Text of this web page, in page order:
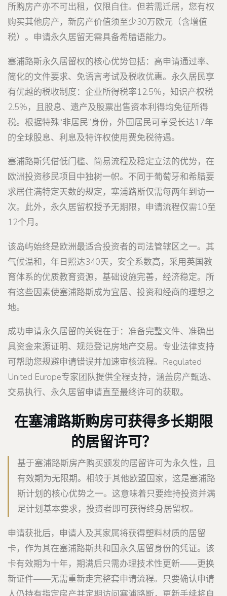
所购房产亦不可出租，仅限自住。但若需迁居，您有权
购买其他房产，新房产价值须至少30万欧元（含增值
税）。申请永久居留无需具备希腊语能力。
塞浦路斯永久居留权的核心优势包括：高申请通过率、
简化的文件要求、免语言考试及税收优惠。永久居民享
有优越的税收制度：企业所得税率12.5%，知识产权税
2.5%，且股息、遗产及股票出售资本利得均免征所得
税。根据特殊“非居民”身份，外国居民可享受长达17年
的全球股息、利息及特许权使用费免税待遇。
塞浦路斯凭借低门槛、简易流程及稳定立法的优势，在
欧洲投资移民项目中独树一帜。不同于葡萄牙和希腊要
求居住满特定天数的规定，塞浦路斯仅需每两年到访一
次。此外，永久居留权授予无期限，申请流程仅需10至
12个月。
该岛屿始终是欧洲最适合投资者的司法管辖区之一。其
气候温和，年日照达340天，安全系数高，采用英国教
育体系的优质教育资源，基础设施完善，经济稳定。所
有这些因素使塞浦路斯成为宜居、投资和经商的理想之
地。
成功申请永久居留的关键在于：准备完整文件、准确出
具资金来源证明、规范登记房地产交易。专业法律支持
可帮助您规避申请错误并加速审核流程。Regulated
United Europe专家团队提供全程支持，涵盖房产甄选、
交易执行、永久居留申请直至最终许可的获取。
在塞浦路斯购房可获得多长期限
的居留许可？
基于塞浦路斯房产购买颁发的居留许可为永久性，且
有效期为无限期。相较于其他欧盟国家，这是塞浦路
斯计划的核心优势之一。这意味着只要维持投资并满
足计划基本要求，投资者即可获得终身居留权。
申请获批后，申请人及其家属将获得塑料材质的居留
卡，作为其在塞浦路斯共和国永久居留身份的凭证。该
卡有效期为十年，期满后只需办理技术性更新——更换
新证件——无需重新走完整套申请流程。只要确认申请